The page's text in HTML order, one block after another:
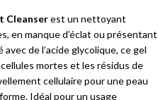
Cleanserest un nettoyant
en manque d’éclat ou présentant
de l’acide glycolique, ce gel
mortes et les résidus de
cellulaire pour une peau
Idéal pour un usage